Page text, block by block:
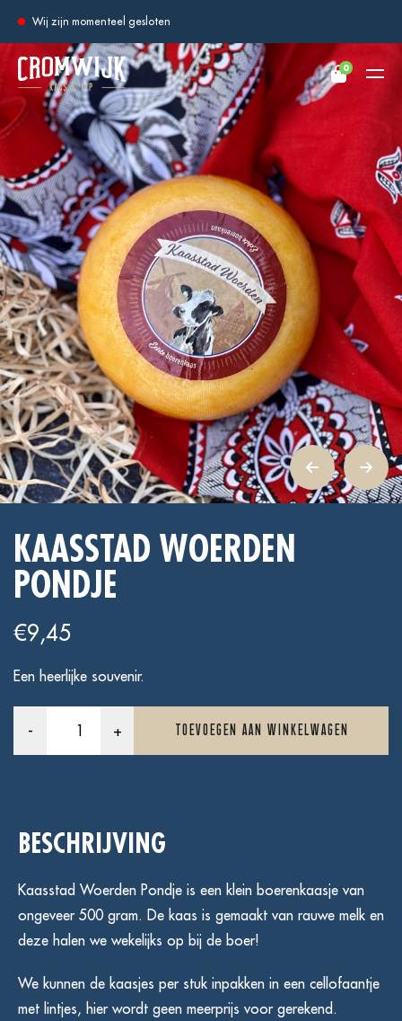
Wij zijn momenteel gesloten
0
KAASSTAD WOERDEN
PONDJE
€9,45
Een heerlijke souvenir.
-
Kaasstad
+ TOEVOEGEN AAN WINKELWAGEN
BESCHRIJVING
Kaasstad Woerden Pondje is een klein boerenkaasje van
ongeveer 500 gram. De kaas is gemaakt van rauwe melk en
deze halen we wekelijks op bij de boer!
We kunnen de kaasjes per stuk inpakken in een cellofaantje
met lintjes, hier wordt geen meerprijs voor gerekend.